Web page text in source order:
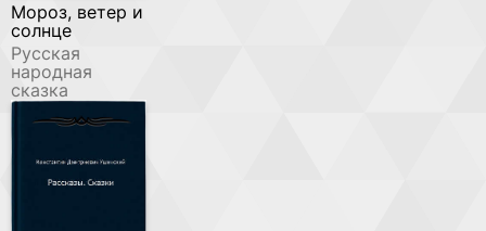
Мороз, ветер и
солнце
Русская
народная
сказка